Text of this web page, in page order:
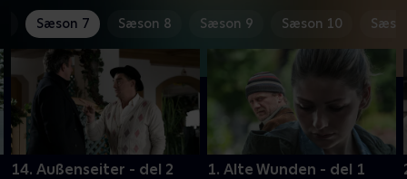
Sæson 7 Sæson 8 Sæson 9 Sæson 10
14. Außenseiter - del 2 1. Alte Wunden - del 1